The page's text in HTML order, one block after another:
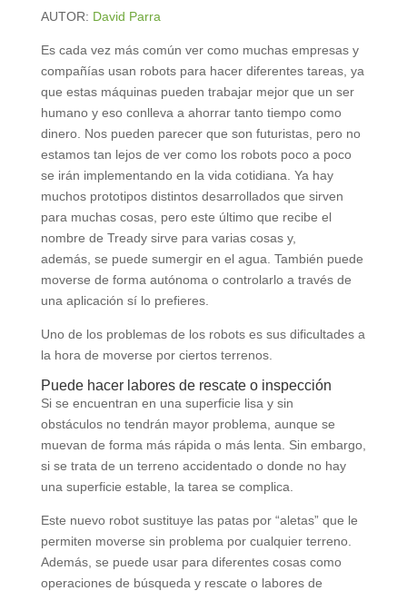
AUTOR: David Parra
Es cada vez más común ver como muchas empresas y
compañías usan robots para hacer diferentes tareas, ya
que estas máquinas pueden trabajar mejor que un ser
humano y eso conlleva a ahorrar tanto tiempo como
dinero. Nos pueden parecer que son futuristas, pero no
estamos tan lejos de ver como los robots poco a poco
se irán implementando en la vida cotidiana. Ya hay
muchos prototipos distintos desarrollados que sirven
para muchas cosas, pero este último que recibe el
nombre de Tready sirve para varias cosas y,
además, se puede sumergir en el agua. También puede
moverse de forma autónoma o controlarlo a través de
una aplicación sí lo prefieres.
Uno de los problemas de los robots es sus dificultades a
la hora de moverse por ciertos terrenos.
Puede hacer labores de rescate o inspección
Si se encuentran en una superficie lisa y sin
obstáculos no tendrán mayor problema, aunque se
muevan de forma más rápida o más lenta. Sin embargo,
si se trata de un terreno accidentado o donde no hay
una superficie estable, la tarea se complica.
Este nuevo robot sustituye las patas por “aletas” que le
permiten moverse sin problema por cualquier terreno.
Además, se puede usar para diferentes cosas como
operaciones de búsqueda y rescate o labores de